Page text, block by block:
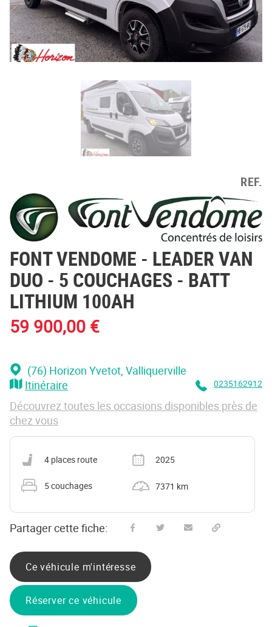
REF.
FONT VENDOME - LEADER VAN
DUO - 5 COUCHAGES - BATT
LITHIUM 100AH
59 900,00 €
(76) Horizon Yvetot , Valliquerville
Itinéraire
0235162912
Découvrez toutes les occasions disponibles près de
chez vous
Nombre de places carte grise
4 places route
Année
2025
Nombre de couchages
5 couchages 7371 km
Partager cette fiche:
Ce véhicule m'intéresse
Réserver ce véhicule